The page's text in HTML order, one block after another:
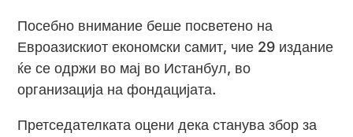
Посебно внимание беше посветено на
Евроазискиот економски самит, чие 29 издание
ќе се одржи во мај во Истанбул, во
организација на фондацијата.
Претседателката оцени дека станува збор за